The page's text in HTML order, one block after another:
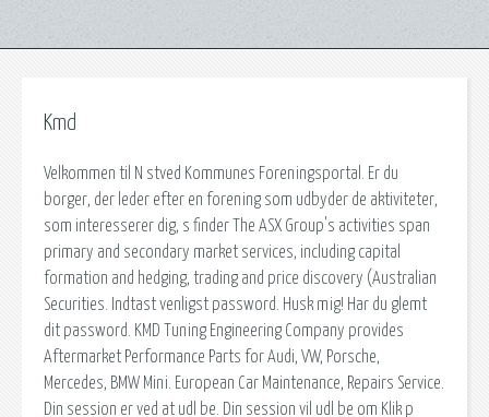
Kmd
Velkommen til N stved Kommunes Foreningsportal. Er du
borger, der leder efter en forening som udbyder de aktiviteter,
som interesserer dig, s finder The ASX Group's activities span
primary and secondary market services, including capital
formation and hedging, trading and price discovery (Australian
Securities. Indtast venligst password. Husk mig! Har du glemt
dit password. KMD Tuning Engineering Company provides
Aftermarket Performance Parts for Audi, VW, Porsche,
Mercedes, BMW Mini. European Car Maintenance, Repairs Service.
Din session er ved at udl be. Din session vil udl be om Klik p